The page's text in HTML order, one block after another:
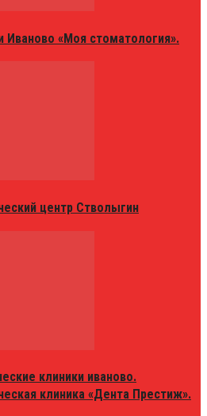
Иваново «Моя стоматология».
центр Стволыгин
клиники иваново.
клиника «Дента Престиж».